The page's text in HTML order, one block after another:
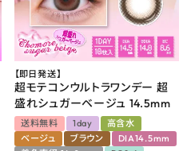
【即日発送】
超モテコンウルトラワンデー 超
盛れシュガーベージュ 14.5mm
送料無料 1day
高含水
ベージュ
ブラウン
DIA14.5mm